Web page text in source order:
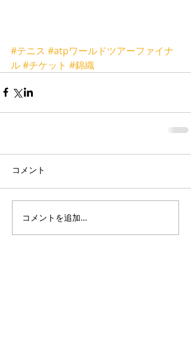
#テニス #atpワールドツアーファイナ
ル#チケット #錦織
コメント
コメントを追加…